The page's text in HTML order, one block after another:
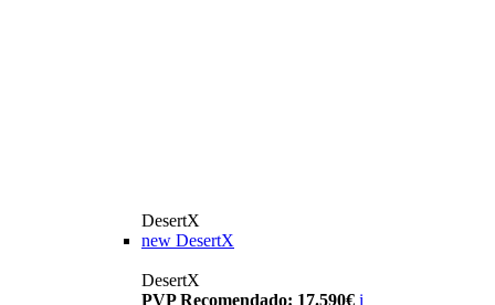
DesertX
new DesertX
DesertX
PVP Recomendado: 17.590€ i